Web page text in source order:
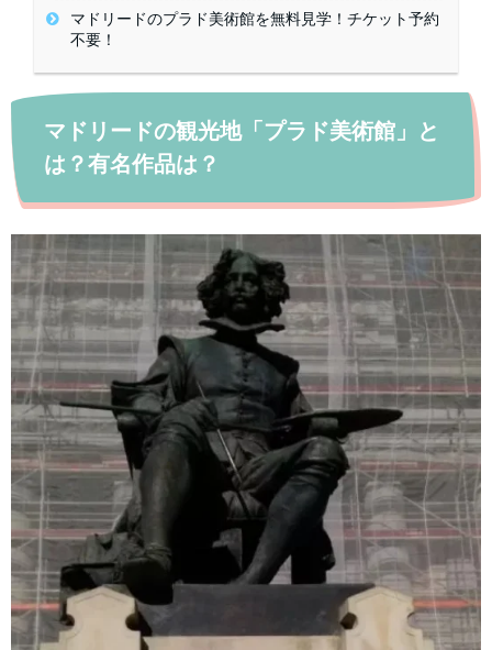
マドリードのプラド美術館を無料見学！チケット予約
不要！
マドリードの観光地「プラド美術館」と
は？有名作品は？